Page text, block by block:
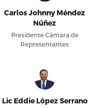
Carlos Johnny Méndez
Núñez
Presidente Cámara de
Representantes
Lic Eddie López Serrano